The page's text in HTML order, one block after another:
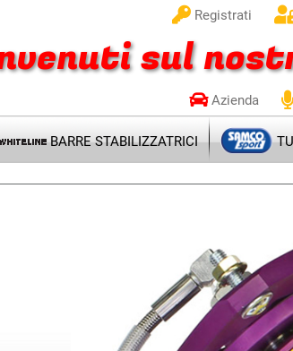
Registrati
sul
Azienda
BARRE STABILIZZATRICI